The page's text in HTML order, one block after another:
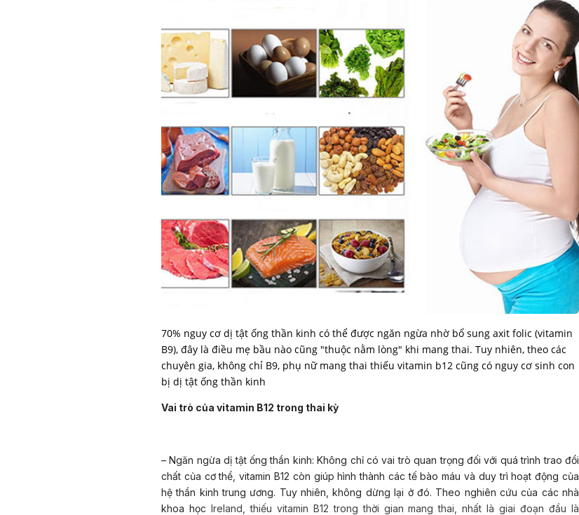
70% nguy cơ dị tật ống thần kinh có thể được ngăn ngừa nhờ bổ sung axit folic (vitamin
B9), đây là điều mẹ bầu nào cũng "thuộc nằm lòng" khi mang thai. Tuy nhiên, theo các
chuyên gia, không chỉ B9, phụ nữ mang thai thiếu vitamin b12 cũng có nguy cơ sinh con
bị dị tật ống thần kinh
Vai trò của vitamin B12 trong thai kỳ
– Ngăn ngừa dị tật ống thần kinh:Không chỉ có vai trò quan trọng đối với quá trình trao đổi
chất của cơ thể, vitamin B12 còn giúp hình thành các tế bào máu và duy trì hoạt động của
hệ thần kinh trung ương. Tuy nhiên, không dừng lại ở đó. Theo nghiên cứu của các nhà
khoa học Ireland, thiếu vitamin B12 trong thời gian mang thai, nhất là giai đoạn đầu là